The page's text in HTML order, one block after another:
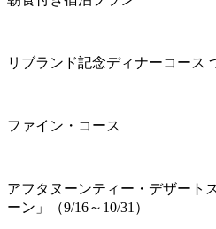
リブランド記念ディナーコース
ファイン・コース
アフタヌーンティー・デザート
ーン」（9/16～10/31）